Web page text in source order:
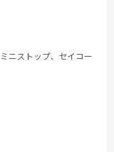
ニストップ、セイコー